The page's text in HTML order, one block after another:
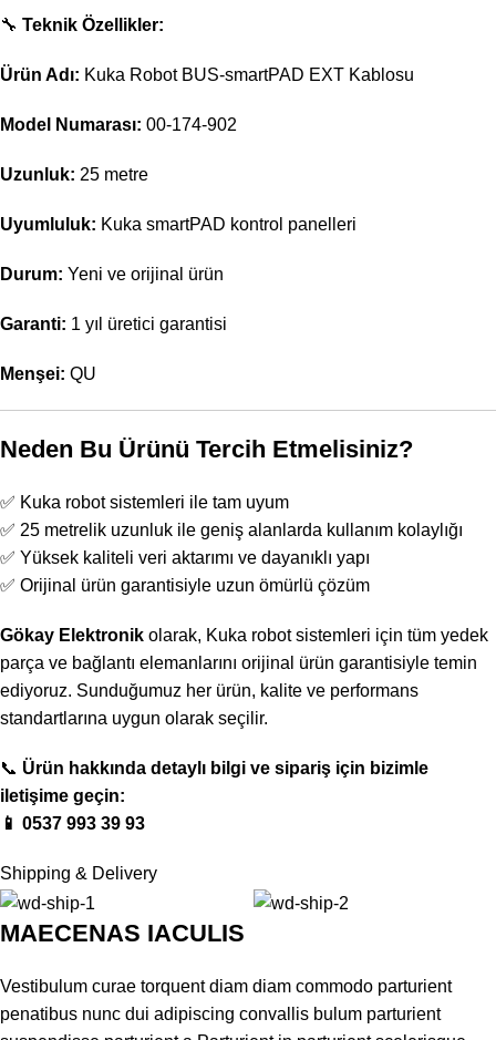
🔧 Teknik Özellikler:
Ürün Adı: Kuka Robot BUS-smartPAD EXT Kablosu
Model Numarası: 00-174-902
Uzunluk: 25 metre
Uyumluluk: Kuka smartPAD kontrol panelleri
Durum: Yeni ve orijinal ürün
Garanti: 1 yıl üretici garantisi
Menşei: QU
Neden Bu Ürünü Tercih Etmelisiniz?
✅ Kuka robot sistemleri ile tam uyum
✅ 25 metrelik uzunluk ile geniş alanlarda kullanım kolaylığı
✅ Yüksek kaliteli veri aktarımı ve dayanıklı yapı
✅ Orijinal ürün garantisiyle uzun ömürlü çözüm
Gökay Elektronik olarak, Kuka robot sistemleri için tüm yedek
parça ve bağlantı elemanlarını orijinal ürün garantisiyle temin
ediyoruz. Sunduğumuz her ürün, kalite ve performans
standartlarına uygun olarak seçilir.
📞 Ürün hakkında detaylı bilgi ve sipariş için bizimle
iletişime geçin:
📱 0537 993 39 93
Shipping & Delivery
MAECENAS IACULIS
Vestibulum curae torquent diam diam commodo parturient
penatibus nunc dui adipiscing convallis bulum parturient